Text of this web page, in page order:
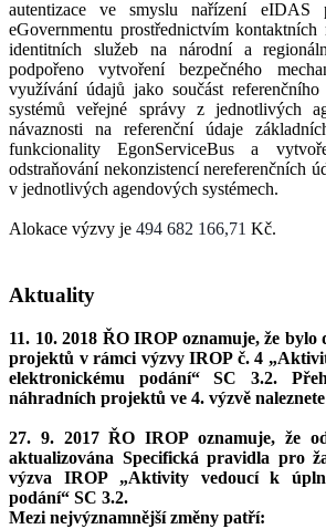
autentizace ve smyslu nařízení eIDAS
eGovernmentu prostřednictvím
identitních služeb na národní a
podpořeno vytvoření bezpečného
využívání údajů jako součást
systémů veřejné správy z jednotlivých
návaznosti na referenční údaje
funkcionality EgonServiceBus a
odstraňování nekonzistencí nereferenčních
v jednotlivých agendových systémech.
Alokace výzvy je 494 682 166,71 Kč.
Aktuality
11. 10. 2018 ŘO IROP oznamuje, že bylo
projektů v rámci výzvy IROP č. 4
elektronickému podání“ SC 3.2.
náhradních projektů ve 4. výzvě naleznete
27. 9. 2017 ŘO IROP oznamuje, že
aktualizována Specifická pravidla pro
výzva IROP „Aktivity vedoucí k
podání“ SC 3.2.
Mezi nejvýznamnější změny patří: